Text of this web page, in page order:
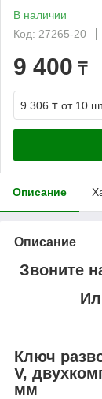
В наличии
Код: 27265-20
9 400 ₸
9 306 ₸ от 10
Описание
Описание
Звоните
Ключ
V,
мм